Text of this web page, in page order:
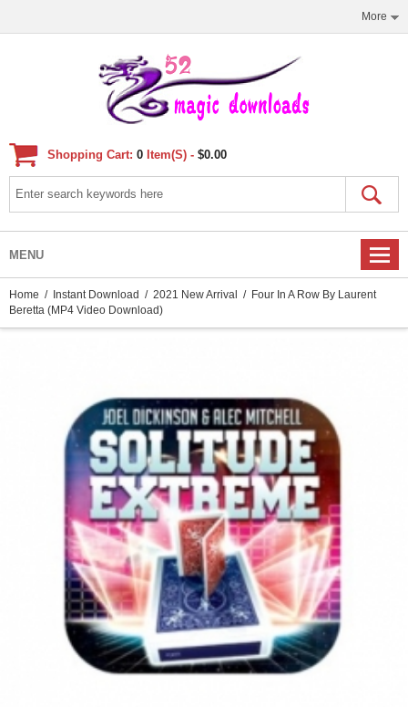
More
Shopping Cart: 0 Item(s) - $0.00
MENU
Home / Instant Download / 2021 New Arrival
/ Four In A Row By Laurent
Beretta (MP4 Video Download)